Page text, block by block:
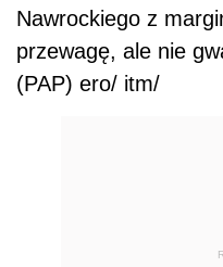
Nawrockiego z
przewagę, ale nie
(PAP) ero/ itm/